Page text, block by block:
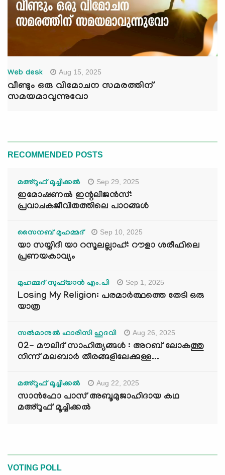
Web desk Aug 15, 2025
വീണ്ടും ഒരു വിമോചന സമരത്തിന്
സമയമാവുന്നുവോ
RECOMMENDED POSTS
മഅ്റൂഫ് മൂച്ചിക്കല്‍ Sep 29, 2025
ഇമോഷണൽ ഇന്റലിജൻസ്:
പ്രവാചകജീവിതത്തിലെ പാഠങ്ങൾ
സൈനബ് മുഹമ്മദ് Sep 10, 2025
യാ സയ്യിദീ യാ റസൂലല്ലാഹ്: റൗളാ ശരീഫിലെ
പ്രണയകാവ്യം
മുഹമ്മദ് സുഫ്‌യാൻ എം.പി Sep 1, 2025
Losing My Religion: പരമാർത്ഥത്തെ തേടി ഒരു
യാത്ര
സൽമാനുൽ ഫാരിസി ഹുദവി Aug 26, 2025
02- മൗലിദ് സാഹിത്യങ്ങൾ : അറബ് ലോകത്തു
നിന്ന് മലബാർ തീരങ്ങളിലേക്കുള്ള...
മഅ്റൂഫ് മൂച്ചിക്കല്‍ Aug 22, 2025
സാൻഫോ പാസ് അബൂമുജാഹിദായ കഥ
മഅ്റൂഫ് മൂച്ചിക്കല്‍
VOTING POLL